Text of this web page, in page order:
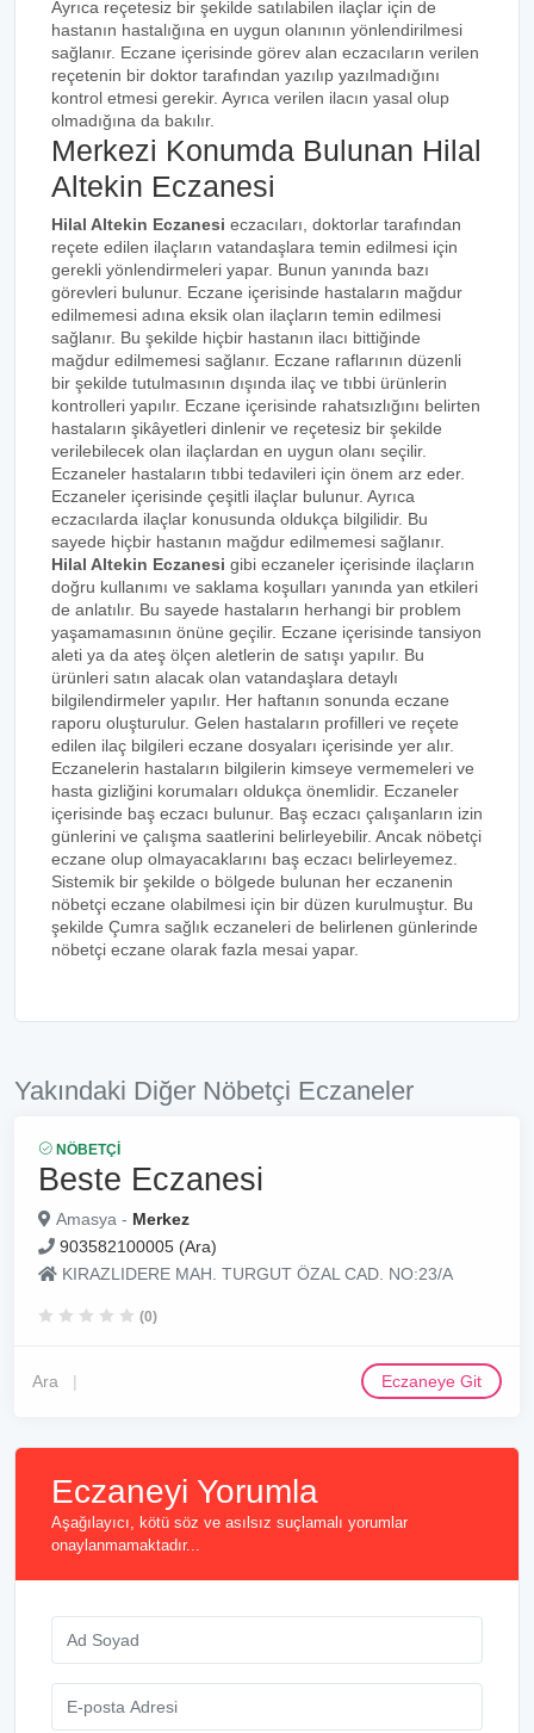
Ayrıca reçetesiz bir şekilde satılabilen ilaçlar için de
hastanın hastalığına en uygun olanının yönlendirilmesi
sağlanır. Eczane içerisinde görev alan eczacıların verilen
reçetenin bir doktor tarafından yazılıp yazılmadığını
kontrol etmesi gerekir. Ayrıca verilen ilacın yasal olup
olmadığına da bakılır.
Merkezi Konumda Bulunan Hilal
Altekin Eczanesi
Hilal Altekin Eczanesi eczacıları, doktorlar tarafından
reçete edilen ilaçların vatandaşlara temin edilmesi için
gerekli yönlendirmeleri yapar. Bunun yanında bazı
görevleri bulunur. Eczane içerisinde hastaların mağdur
edilmemesi adına eksik olan ilaçların temin edilmesi
sağlanır. Bu şekilde hiçbir hastanın ilacı bittiğinde
mağdur edilmemesi sağlanır. Eczane raflarının düzenli
bir şekilde tutulmasının dışında ilaç ve tıbbi ürünlerin
kontrolleri yapılır. Eczane içerisinde rahatsızlığını belirten
hastaların şikâyetleri dinlenir ve reçetesiz bir şekilde
verilebilecek olan ilaçlardan en uygun olanı seçilir.
Eczaneler hastaların tıbbi tedavileri için önem arz eder.
Eczaneler içerisinde çeşitli ilaçlar bulunur. Ayrıca
eczacılarda ilaçlar konusunda oldukça bilgilidir. Bu
sayede hiçbir hastanın mağdur edilmemesi sağlanır.
Hilal Altekin Eczanesi gibi eczaneler içerisinde ilaçların
doğru kullanımı ve saklama koşulları yanında yan etkileri
de anlatılır. Bu sayede hastaların herhangi bir problem
yaşamamasının önüne geçilir. Eczane içerisinde tansiyon
aleti ya da ateş ölçen aletlerin de satışı yapılır. Bu
ürünleri satın alacak olan vatandaşlara detaylı
bilgilendirmeler yapılır. Her haftanın sonunda eczane
raporu oluşturulur. Gelen hastaların profilleri ve reçete
edilen ilaç bilgileri eczane dosyaları içerisinde yer alır.
Eczanelerin hastaların bilgilerin kimseye vermemeleri ve
hasta gizliğini korumaları oldukça önemlidir. Eczaneler
içerisinde baş eczacı bulunur. Baş eczacı çalışanların izin
günlerini ve çalışma saatlerini belirleyebilir. Ancak nöbetçi
eczane olup olmayacaklarını baş eczacı belirleyemez.
Sistemik bir şekilde o bölgede bulunan her eczanenin
nöbetçi eczane olabilmesi için bir düzen kurulmuştur. Bu
şekilde Çumra sağlık eczaneleri de belirlenen günlerinde
nöbetçi eczane olarak fazla mesai yapar.
Yakındaki Diğer Nöbetçi Eczaneler
NÖBETÇI
Beste Eczanesi
Amasya - Merkez
903582100005 (Ara)
KIRAZLIDERE MAH. TURGUT ÖZAL CAD. NO:23/A
(0)
Ara Eczaneye Git
Eczaneyi Yorumla
Aşağılayıcı, kötü söz ve asılsız suçlamalı yorumlar
onaylanmamaktadır...